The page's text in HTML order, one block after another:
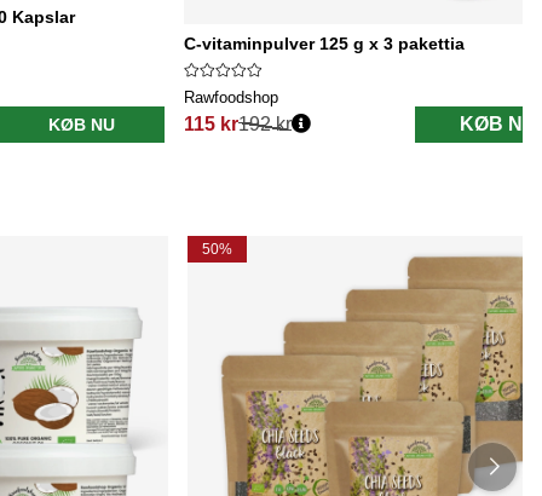
Kapslar
KØB NU
C-vitaminpulver 125 g x 3 pakettia
Rawfoodshop
115 kr
Normalpris:
192 kr KØB NU
50%